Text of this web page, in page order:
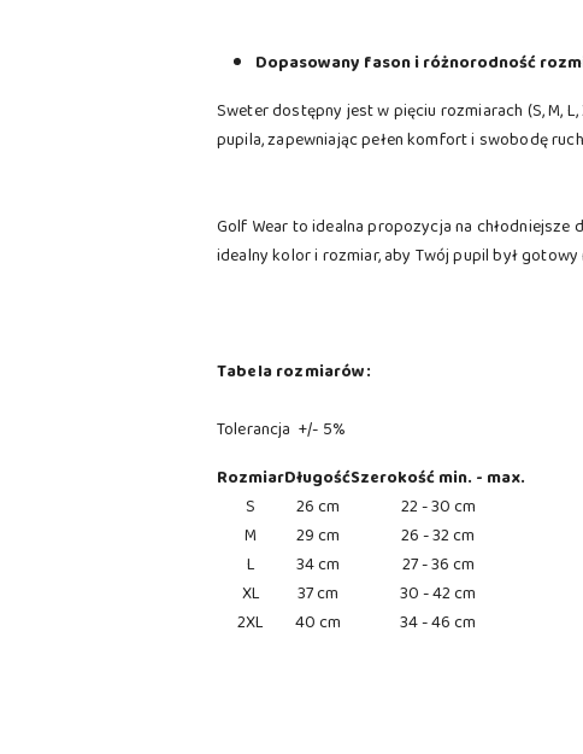
Dopasowany fason i różnorodność
Sweter dostępny jest w pięciu rozmiarach (S, M,
pupila, zapewniając pełen komfort i swobodę
Golf Wear to idealna propozycja na
idealny kolor i rozmiar, aby Twój pupil był
Tabela rozmiarów:
Tolerancja +/- 5%
RozmiarDługośćSzerokość min. - max.
S
26 cm
22 - 30 cm
M
29 cm
26 - 32 cm
L
34 cm
27 - 36 cm
XL
37 cm
30 - 42 cm
2XL
40 cm 34 - 46 cm